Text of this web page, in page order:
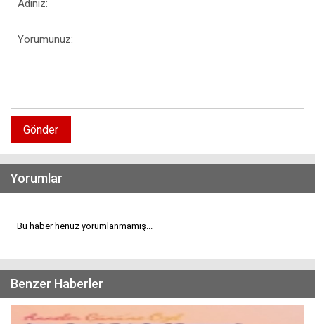
Gönder
Yorumlar
Bu haber henüz yorumlanmamış...
Benzer Haberler